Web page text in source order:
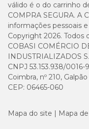
válido é o do carrinho
COMPRA SEGURA. A
informações pessoais
Copyright 2026. Todos
COBASI COMÉRCIO
INDUSTRIALIZADOS
CNPJ 53.153.938/
Coimbra, nº 210,
CEP: 06465-060
Mapa do site Mapa